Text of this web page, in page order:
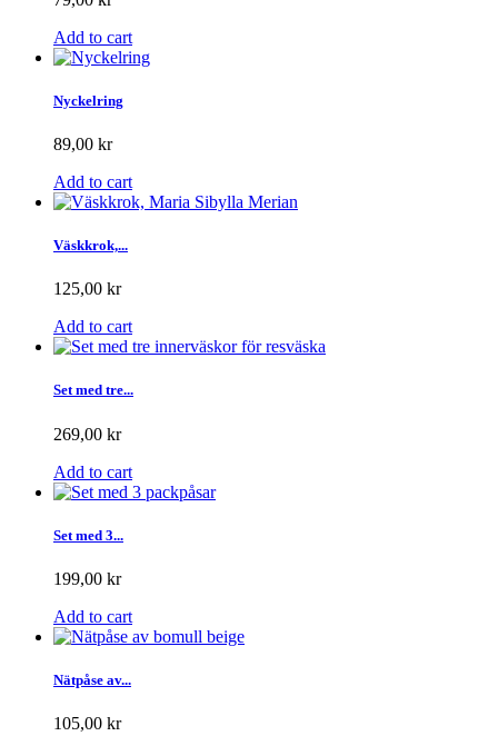
Add to cart
Nyckelring
89,00 kr
Add to cart
Väskkrok,...
125,00 kr
Add to cart
Set med tre...
269,00 kr
Add to cart
Set med 3...
199,00 kr
Add to cart
Nätpåse av...
105,00 kr